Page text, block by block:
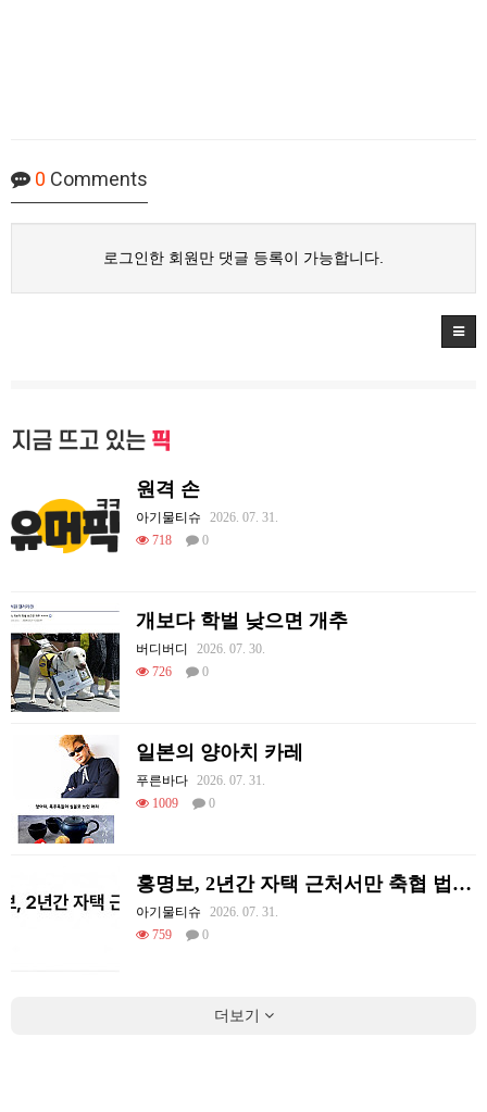
0 Comments
로그인한 회원만 댓글 등록이 가능합니다.
지금 뜨고 있는 픽
원격 손
아기물티슈
2026. 07. 31.
718
0
개보다 학벌 낮으면 개추
버디버디
2026. 07. 30.
726
0
일본의 양아치 카레
푸른바다 2026. 07. 31.
1009
0
홍명보, 2년간 자택 근처서만 축협 법카 1400만원 썼다
아기물티슈
2026. 07. 31.
759
0
더보기